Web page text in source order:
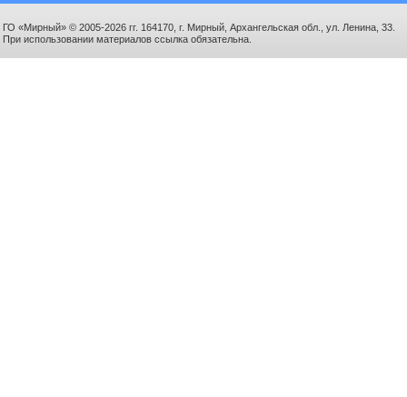
ГО «Мирный» © 2005-2026 гг. 164170, г. Мирный, Архангельская обл., ул. Ленина, 33.
При использовании материалов ссылка обязательна.